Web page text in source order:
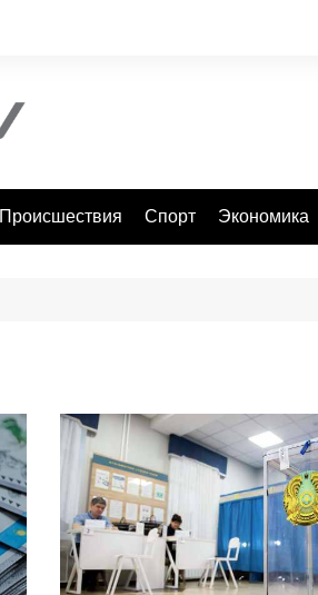
Происшествия Спорт Экономика